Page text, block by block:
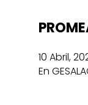
10 Abril,
En